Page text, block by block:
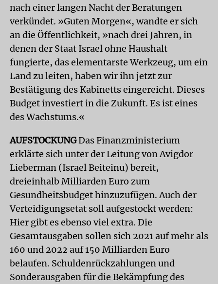
nach einer langen Nacht der Beratungen
verkündet. »Guten Morgen«, wandte er sich
an die Öffentlichkeit, »nach drei Jahren, in
denen der Staat Israel ohne Haushalt
fungierte, das elementarste Werkzeug, um ein
Land zu leiten, haben wir ihn jetzt zur
Bestätigung des Kabinetts eingereicht. Dieses
Budget investiert in die Zukunft. Es ist eines
des Wachstums.«
AUFSTOCKUNGDas Finanzministerium
erklärte sich unter der Leitung von Avigdor
Lieberman (Israel Beiteinu) bereit,
dreieinhalb Milliarden Euro zum
Gesundheitsbudget hinzuzufügen. Auch der
Verteidigungsetat soll aufgestockt werden:
Hier gibt es ebenso viel extra. Die
Gesamtausgaben sollen sich 2021 auf mehr als
160 und 2022 auf 150 Milliarden Euro
belaufen. Schuldenrückzahlungen und
Sonderausgaben für die Bekämpfung des